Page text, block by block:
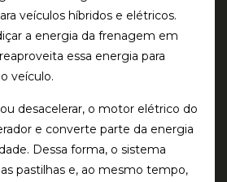
veículos híbridos e elétricos.
a energia da frenagem em
essa energia para
veículo.
desacelerar, o motor elétrico do
e converte parte da energia
Dessa forma, o sistema
pastilhas e, ao mesmo tempo,